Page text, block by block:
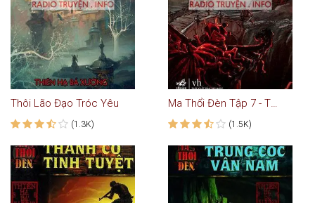
Thôi Lão Đạo Tróc Yêu
(1.3K)
Ma Thổi Đèn Tập 7 - Thi Vương Tương Tây
(1.5K)